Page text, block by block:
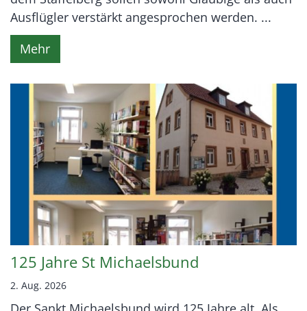
Ausflügler verstärkt angesprochen werden. ...
Mehr
125 Jahre St Michaelsbund
2. Aug. 2026